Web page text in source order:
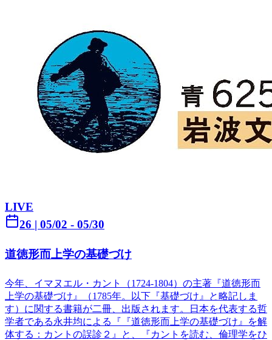
LIVE
26 | 05/02 - 05/30
道徳形而上学の基礎づけ
今年、イマヌエル・カント（1724-1804）の主著『道徳形而
上学の基礎づけ』（1785年。以下『基礎づけ』と略記しま
す）に関する書籍が二冊、出版されます。日本を代表する哲
学者である永井均による『『道徳形而上学の基礎づけ』を解
体する：カントの誤診２』と、『カントを読む、倫理学をひ